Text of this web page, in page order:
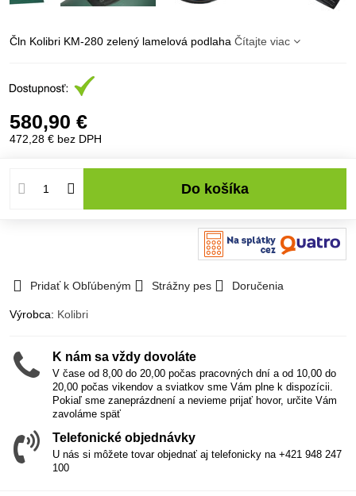
Čln Kolibri KM-280 zelený lamelová podlaha Čítajte viac
580,90 €
472,28 € bez DPH
Do košíka
Pridať k Obľúbeným Strážny pes Doručenia
Výrobca: Kolibri
K nám sa vždy dovoláte
V čase od 8,00 do 20,00 počas pracovných dní a od 10,00 do
20,00 počas vikendov a sviatkov sme Vám plne k dispozícii.
Pokiaľ sme zaneprázdnení a nevieme prijať hovor, určite Vám
zavoláme späť
Telefonické objednávky
U nás si môžete tovar objednať aj telefonicky na +421 948 247
100